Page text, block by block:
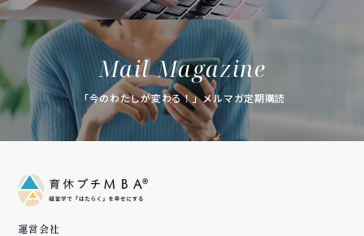
Mail Magazine
「今のわたしが変わる！」メルマガ定期購読
運営会社